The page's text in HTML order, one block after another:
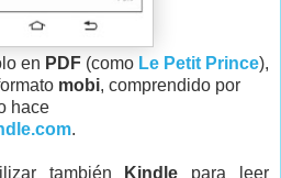
en PDF (como Le Petit Prince),
mobi, comprendido por
hace
.
también Kindle para leer